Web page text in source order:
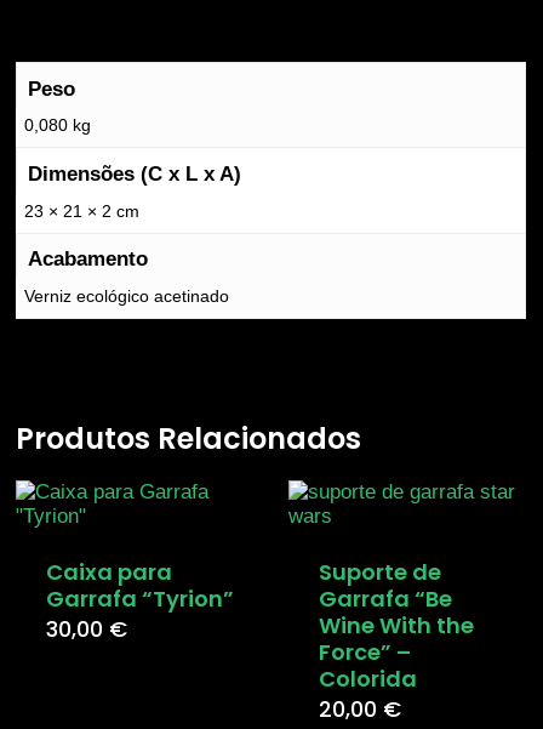
Peso
0,080 kg
Dimensões (C x L x A)
23 × 21 × 2 cm
Acabamento
Verniz ecológico acetinado
Produtos Relacionados
Caixa para
Garrafa “Tyrion”
30,00 €
Suporte de
Garrafa “Be
Wine With the
Force” –
Colorida
20,00 €